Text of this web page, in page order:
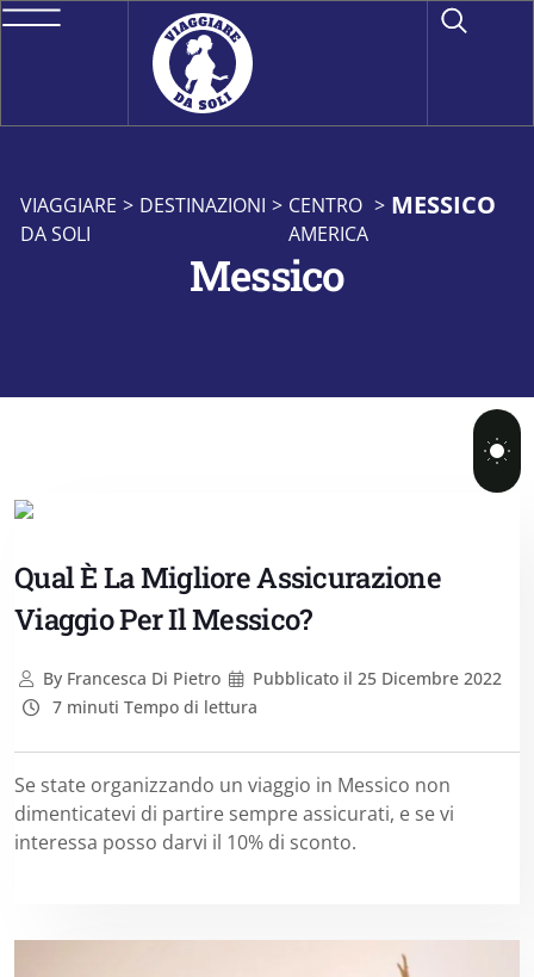
VIAGGIARE
DA SOLI
> DESTINAZIONI > CENTRO
AMERICA
> MESSICO
Messico
Qual È La Migliore Assicurazione
Viaggio Per Il Messico?
ByFrancesca Di Pietro Pubblicato il 25 Dicembre 2022
7 minuti Tempo di lettura
Se state organizzando un viaggio in Messico non
dimenticatevi di partire sempre assicurati, e se vi
interessa posso darvi il 10% di sconto.